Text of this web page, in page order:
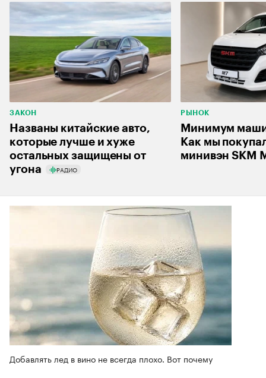
ЗАКОН
Названы китайские авто,
которые лучше и хуже
остальных защищены от
угона
РАДИО
РЫНОК
Минимум
Как мы
минивэн SKM
Добавлять лед в вино не всегда плохо. Вот почему